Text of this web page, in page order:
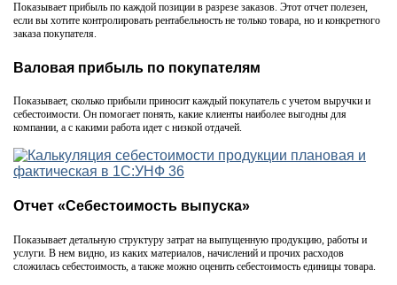
Показывает прибыль по каждой позиции в разрезе заказов. Этот отчет полезен,
если вы хотите контролировать рентабельность не только товара, но и конкретного
заказа покупателя.
Валовая прибыль по покупателям
Показывает, сколько прибыли приносит каждый покупатель с учетом выручки и
себестоимости. Он помогает понять, какие клиенты наиболее выгодны для
компании, а с какими работа идет с низкой отдачей.
Отчет «Себестоимость выпуска»
Показывает детальную структуру затрат на выпущенную продукцию, работы и
услуги. В нем видно, из каких материалов, начислений и прочих расходов
сложилась себестоимость, а также можно оценить себестоимость единицы товара.